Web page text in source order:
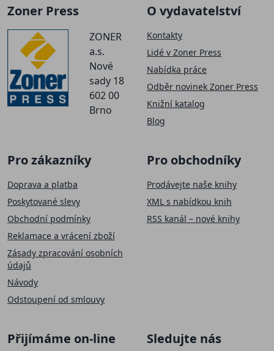
Zoner Press
ZONER
a.s.
Nové
sady 18
602 00
Brno
O vydavatelství
Kontakty
Lidé v Zoner Press
Nabídka práce
Odběr novinek Zoner Press
Knižní katalog
Blog
Pro zákazníky
Doprava a platba
Poskytované slevy
Obchodní podmínky
Reklamace a vrácení zboží
Zásady zpracování osobních
údajů
Návody
Odstoupení od smlouvy
Pro obchodníky
Prodávejte naše knihy
XML s nabídkou knih
RSS kanál – nové knihy
Přijímáme on-line
Sledujte nás
Přihlaste se k našemu newsletteru a sleva na první